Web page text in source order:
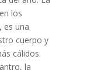
los
es una
cuerpo y
cálidos.
la